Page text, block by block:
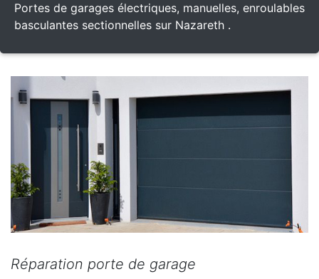
Portes de garages électriques, manuelles, enroulables
basculantes sectionnelles sur Nazareth .
Réparation porte de garage